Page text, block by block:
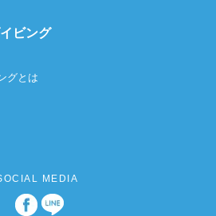
ビング
グとは
MEDIA